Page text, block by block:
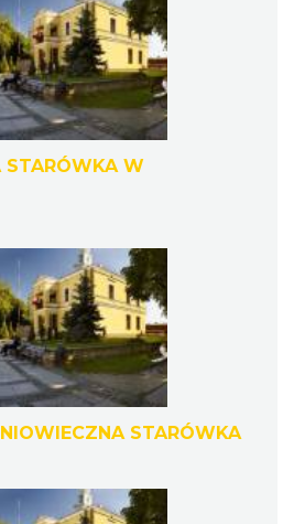
STARÓWKA W
STARÓWKA